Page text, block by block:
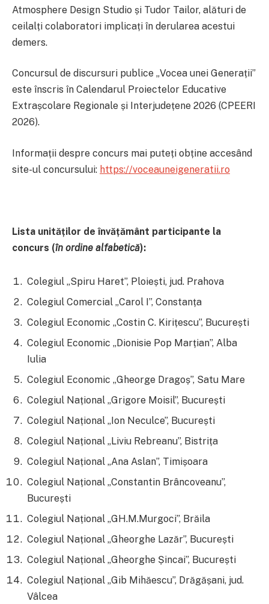
Atmosphere Design Studio și Tudor Tailor, alături de
ceilalți colaboratori implicați în derularea acestui
demers.
Concursul de discursuri publice „Vocea unei Generații”
este înscris în Calendarul Proiectelor Educative
Extrașcolare Regionale și Interjudețene 2026 (CPEERI
2026).
Informații despre concurs mai puteți obține accesând
site-ul concursului: https://voceauneigeneratii.ro
Lista unităților de învățământ participante la
concurs (în ordine alfabetică):
Colegiul „Spiru Haret”, Ploiești, jud. Prahova
Colegiul Comercial „Carol I”, Constanța
Colegiul Economic „Costin C. Kirițescu”, București
Colegiul Economic „Dionisie Pop Marțian”, Alba
Iulia
Colegiul Economic „Gheorge Dragoș”, Satu Mare
Colegiul Național „Grigore Moisil”, București
Colegiul Național „Ion Neculce”, București
Colegiul Național „Liviu Rebreanu”, Bistrița
Colegiul Național „Ana Aslan”, Timișoara
Colegiul Național „Constantin Brâncoveanu”,
București
Colegiul Național „GH.M.Murgoci”, Brăila
Colegiul Național „Gheorghe Lazăr”, București
Colegiul Național „Gheorghe Șincai”, București
Colegiul Național „Gib Mihăescu”, Drăgășani, jud.
Vâlcea